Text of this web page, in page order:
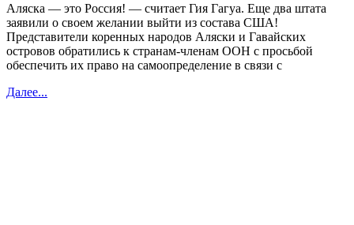
Аляска — это Россия! — считает Гия Гагуа. Еще два штата
заявили о своем желании выйти из состава США!
Представители коренных народов Аляски и Гавайских
островов обратились к странам-членам ООН с просьбой
обеспечить их право на самоопределение в связи с
Далее...